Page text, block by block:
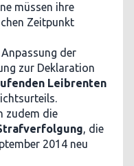
müssen ihre
Zeitpunkt
der
zur Deklaration
Leibrenten
zudem die
, die
2014 neu